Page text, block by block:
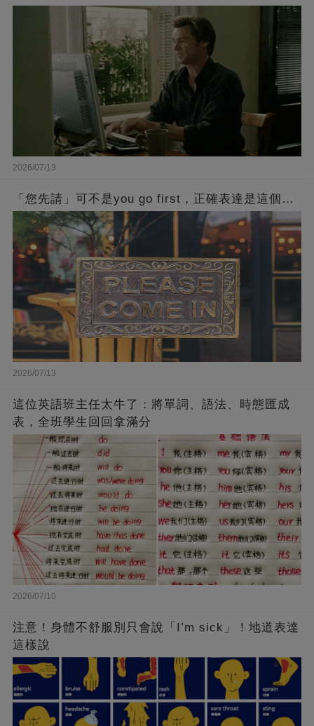
2026/07/13
「您先請」可不是you go first，正確表達是這個…
2026/07/13
這位英語班主任太牛了：將單詞、語法、時態匯成
表，全班學生回回拿滿分
2026/07/10
注意！身體不舒服別只會說「I’m sick」！地道表達
這樣說